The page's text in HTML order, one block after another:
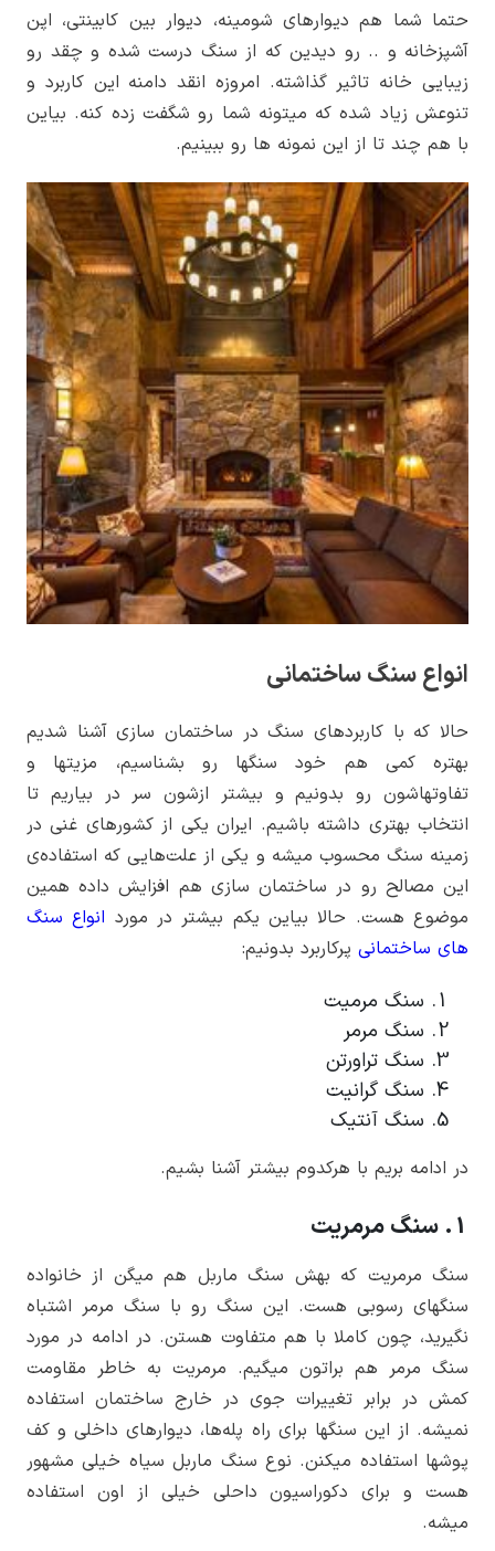
حتما شما هم دیوارهای شومینه، دیوار بین کابینتی، اپن
آشپزخانه و .. رو دیدین که از سنگ درست شده و چقد رو
زیبایی خانه تاثیر گذاشته. امروزه انقد دامنه این کاربرد و
تنوعش زیاد شده که میتونه شما رو شگفت زده کنه. بیاین
با هم چند تا از این نمونه­ ها رو ببینیم.
انواع سنگ ساختمانی
حالا که با کاربردهای سنگ در ساختمان سازی آشنا شدیم
بهتره کمی هم خود سنگ­ها رو بشناسیم، مزیت­ها و
تفاوتهاشون رو بدونیم و بیشتر ازشون سر در بیاریم تا
انتخاب بهتری داشته باشیم. ایران یکی از کشورهای غنی در
زمینه سنگ محسوب میشه و یکی از علت­‌هایی که استفاده­‌ی
این مصالح رو در ساختمان سازی هم افزایش داده همین
موضوع هست. حالا بیاین یکم بیشتر در مورد انواع سنگ
های ساختمانی پرکاربرد بدونیم:
سنگ مرمیت
سنگ مرمر
سنگ تراورتن
سنگ گرانیت
سنگ آنتیک
در ادامه بریم با هرکدوم بیشتر آشنا بشیم.
1. سنگ مرمریت
سنگ مرمریت که بهش سنگ ماربل هم میگن از خانواده
سنگ­های رسوبی هست. این سنگ رو با سنگ مرمر اشتباه
نگیرید، چون کاملا با هم متفاوت هستن. در ادامه در مورد
سنگ مرمر هم براتون میگیم. مرمریت به خاطر مقاومت
کمش در برابر تغییرات جوی در خارج ساختمان استفاده
نمیشه. از این سنگ­ها برای راه پله­‌ها، دیوارهای داخلی و کف
پوش­ها استفاده میکنن. نوع سنگ ماربل سیاه خیلی مشهور
هست و برای دکوراسیون داحلی خیلی از اون استفاده
میشه.